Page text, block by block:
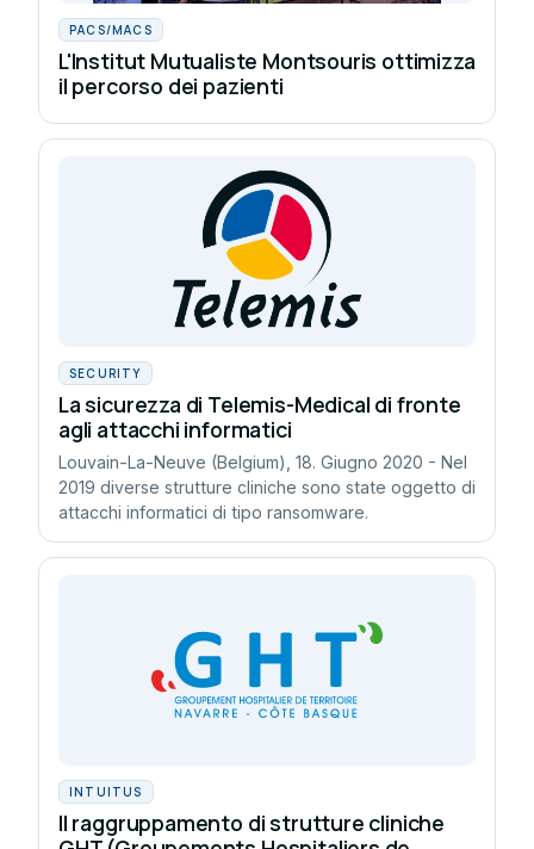
PACS/MACS
L'Institut Mutualiste Montsouris ottimizza
il percorso dei pazienti
SECURITY
La sicurezza di Telemis-Medical di fronte
agli attacchi informatici
Louvain-La-Neuve (Belgium), 18. Giugno 2020 - Nel
2019 diverse strutture cliniche sono state oggetto di
attacchi informatici di tipo ransomware.
INTUITUS
Il raggruppamento di strutture cliniche